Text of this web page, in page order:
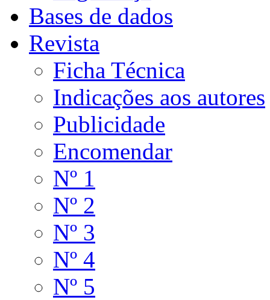
Bases de dados
Revista
Ficha Técnica
Indicações aos autores
Publicidade
Encomendar
Nº 1
Nº 2
Nº 3
Nº 4
Nº 5